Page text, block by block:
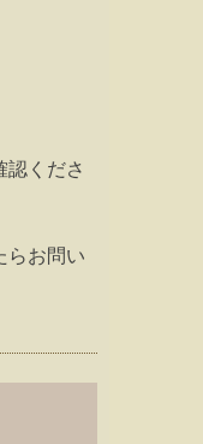
認くださ
らお問い